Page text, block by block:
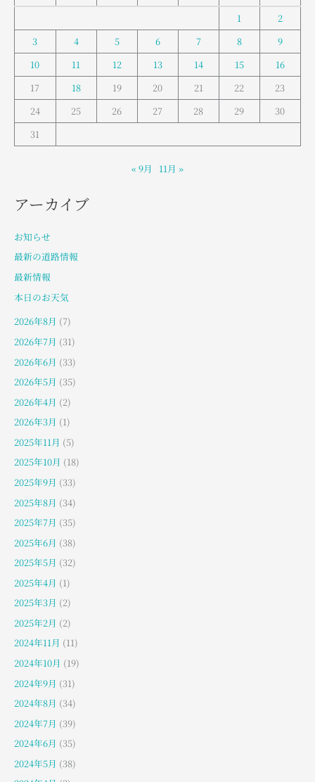
1
2
3
4 5 6 7 8
9
10
11 12 13 14 15
16
17
18 19 20 21 22
23
24
25 26 27 28 29
30
31
« 9月 11月 »
アーカイブ
お知らせ
最新の道路情報
最新情報
本日のお天気
2026年8月 (7)
2026年7月 (31)
2026年6月 (33)
2026年5月 (35)
2026年4月 (2)
2026年3月 (1)
2025年11月 (5)
2025年10月 (18)
2025年9月 (33)
2025年8月 (34)
2025年7月 (35)
2025年6月 (38)
2025年5月 (32)
2025年4月 (1)
2025年3月 (2)
2025年2月 (2)
2024年11月 (11)
2024年10月 (19)
2024年9月 (31)
2024年8月 (34)
2024年7月 (39)
2024年6月 (35)
2024年5月 (38)